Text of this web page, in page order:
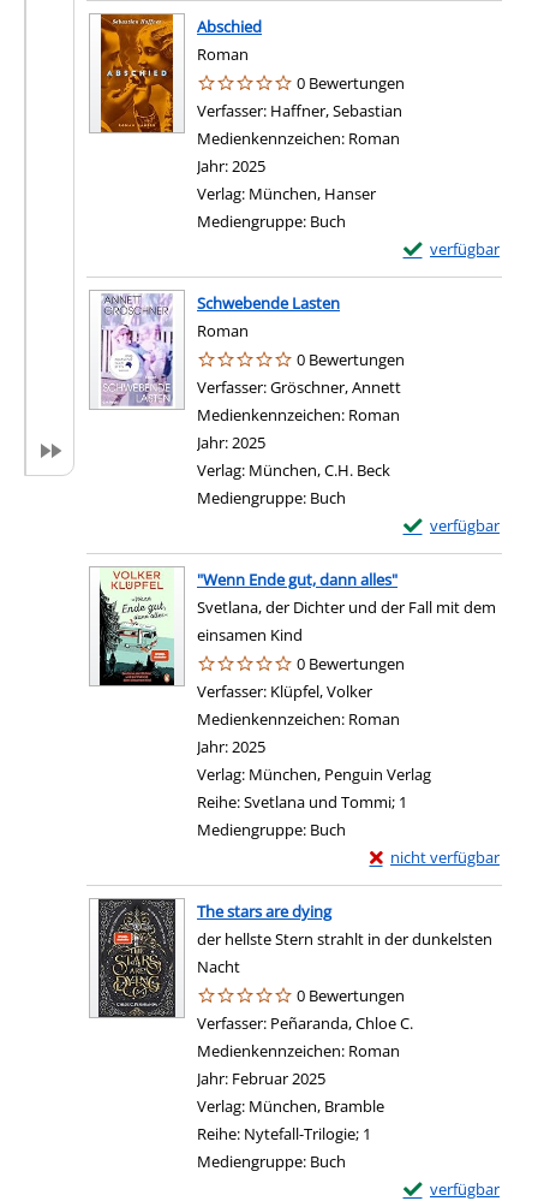
Abschied
Roman
0 Bewertungen
Verfasser: Haffner, Sebastian
Medienkennzeichen: Roman
Jahr:2025
Verlag: München, Hanser
Mediengruppe: Buch
verfügbar
Exemplar-Details
Schwebende Lasten
Roman
0 Bewertungen
Verfasser:Gröschner, Annett
Medienkennzeichen: Roman
Jahr:2025
Verlag: München, C.H. Beck
Mediengruppe: Buch
verfügbar
Exemplar-Details
"Wenn Ende gut, dann alles"
Svetlana, der Dichter und der Fall mit dem
einsamen Kind
0 Bewertungen
Verfasser: Klüpfel, Volker
Medienkennzeichen: Roman
Jahr:2025
Verlag: München, Penguin Verlag
Reihe:Svetlana und Tommi; 1
Mediengruppe: Buch
nicht verfügbar
Exemplar-Details von
The stars are dying
der hellste Stern strahlt in der dunkelsten
Nacht
0 Bewertungen
Verfasser: Peñaranda, Chloe C.
Medienkennzeichen: Roman
Jahr: Februar 2025
Verlag: München, Bramble
Reihe: Nytefall-Trilogie; 1
Mediengruppe: Buch
verfügbar
Exemplar-Details